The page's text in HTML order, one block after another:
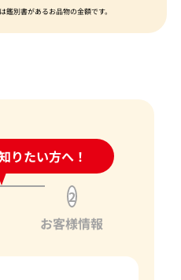
別書があるお品物の金額です。
りたい方へ！
合わせフォーム
2
お客様情報